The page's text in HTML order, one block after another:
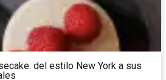
del estilo New York a sus